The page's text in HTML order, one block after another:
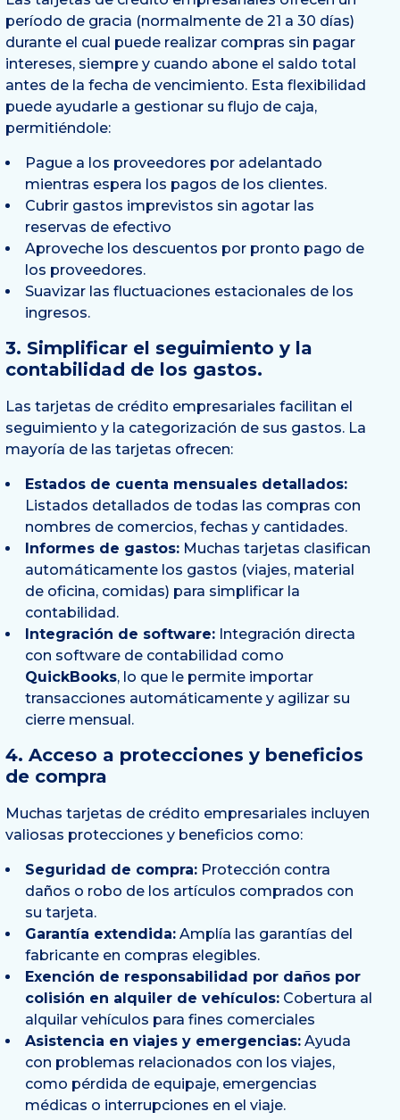
período de gracia (normalmente de 21 a 30 días)
durante el cual puede realizar compras sin pagar
intereses, siempre y cuando abone el saldo total
antes de la fecha de vencimiento. Esta flexibilidad
puede ayudarle a gestionar su flujo de caja,
permitiéndole:
Pague a los proveedores por adelantado
mientras espera los pagos de los clientes.
Cubrir gastos imprevistos sin agotar las
reservas de efectivo
Aproveche los descuentos por pronto pago de
los proveedores.
Suavizar las fluctuaciones estacionales de los
ingresos.
3. Simplificar el seguimiento y la
contabilidad de los gastos.
Las tarjetas de crédito empresariales facilitan el
seguimiento y la categorización de sus gastos. La
mayoría de las tarjetas ofrecen:
Estados de cuenta mensuales detallados:
Listados detallados de todas las compras con
nombres de comercios, fechas y cantidades.
Informes de gastos: Muchas tarjetas clasifican
automáticamente los gastos (viajes, material
de oficina, comidas) para simplificar la
contabilidad.
Integración de software: Integración directa
con software de contabilidad como
QuickBooks, lo que le permite importar
transacciones automáticamente y agilizar su
cierre mensual.
4. Acceso a protecciones y beneficios
de compra
Muchas tarjetas de crédito empresariales incluyen
valiosas protecciones y beneficios como:
Seguridad de compra: Protección contra
daños o robo de los artículos comprados con
su tarjeta.
Garantía extendida: Amplía las garantías del
fabricante en compras elegibles.
Exención de responsabilidad por daños por
colisión en alquiler de vehículos: Cobertura al
alquilar vehículos para fines comerciales
Asistencia en viajes y emergencias: Ayuda
con problemas relacionados con los viajes,
como pérdida de equipaje, emergencias
médicas o interrupciones en el viaje.